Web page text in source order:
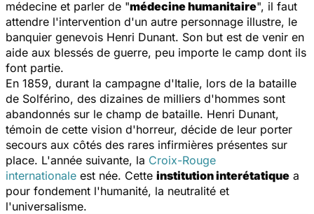
médecine et parler de "médecine humanitaire", il faut
attendre l'intervention d'un autre personnage illustre, le
banquier genevois Henri Dunant. Son but est de venir en
aide aux blessés de guerre, peu importe le camp dont ils
font partie.
En 1859, durant la campagne d'Italie, lors de la bataille
de Solférino, des dizaines de milliers d'hommes sont
abandonnés sur le champ de bataille. Henri Dunant,
témoin de cette vision d'horreur, décide de leur porter
secours aux côtés des rares infirmières présentes sur
place. L'année suivante, la Croix-Rouge
internationale est née. Cette institution interétatique a
pour fondement l'humanité, la neutralité et
l'universalisme.